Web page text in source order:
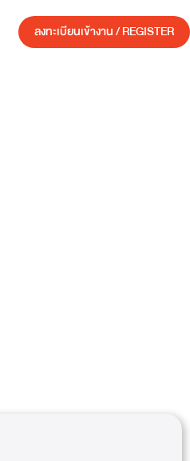
ลงทะเบียนเข้างาน / REGISTER